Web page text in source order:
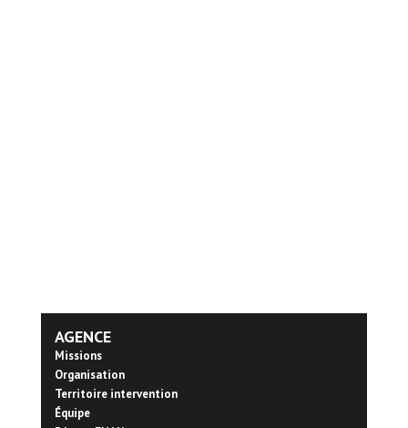
AGENCE
Missions
Organisation
Territoire intervention
Équipe